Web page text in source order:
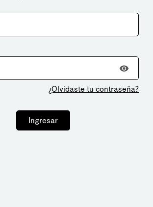
¿Olvidaste tu contraseña?
Ingresar